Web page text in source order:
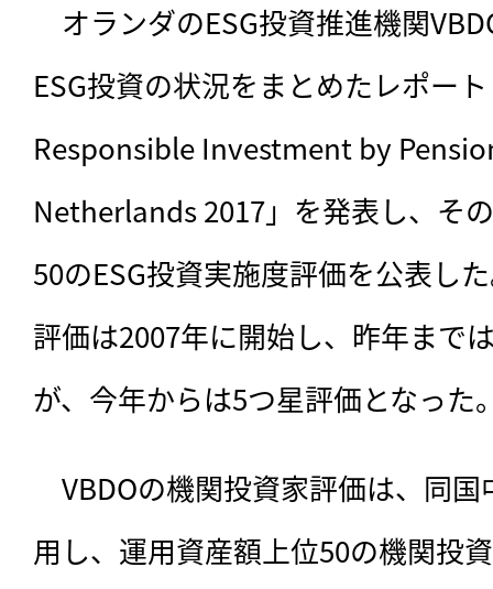
オランダのESG投資推進機関
ESG投資の状況をまとめたレポー
Responsible Investment by
Netherlands 2017」を発表し、そ
50のESG投資実施度評価を公表し
評価は2007年に開始し、昨年まで
が、今年からは5つ星評価となった
VBDOの機関投資家評価は、同
用し、運用資産額上位50の機関投